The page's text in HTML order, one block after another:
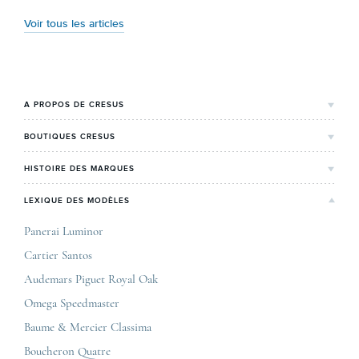
Voir tous les articles
métallurgique à la réinterprétation esthétique
A PROPOS DE CRESUS
L'Histoire de Cresus
Notre expertise
On parle de nous
Carrières
Conditions générales de vente
Mentions légales
Politique de confidentialité
Plan du site
BOUTIQUES CRESUS
Lyon
Corner Maty Nantes
Corner Maty Strasbourg
Corner Maty Toulouse
Corner Maty Besançon Kennedy
HISTOIRE DES MARQUES
Rolex
Omega
IWC
LEXIQUE DES MODÈLES
Panerai Luminor
Cartier Santos
Audemars Piguet Royal Oak
Omega Speedmaster
Baume & Mercier Classima
Boucheron Quatre